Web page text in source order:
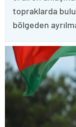
topraklarda
bölgeden